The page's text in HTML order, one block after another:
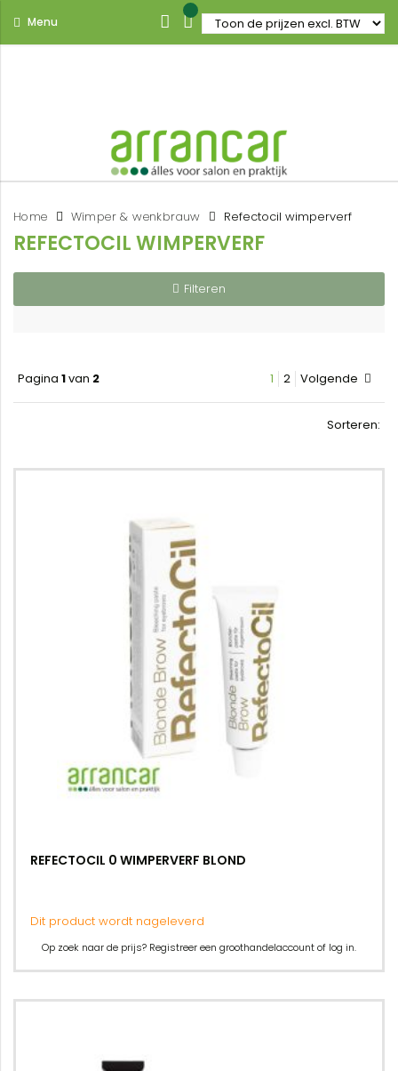
Menu
Home Wimper & wenkbrauw Refectocil wimperverf
REFECTOCIL WIMPERVERF
Filteren
Pagina 1van 2 1 2 Volgende
Sorteren:
REFECTOCIL 0 WIMPERVERF BLOND
Dit product wordt nageleverd
Op zoek naar de prijs? Registreer een groothandelaccount of log in.